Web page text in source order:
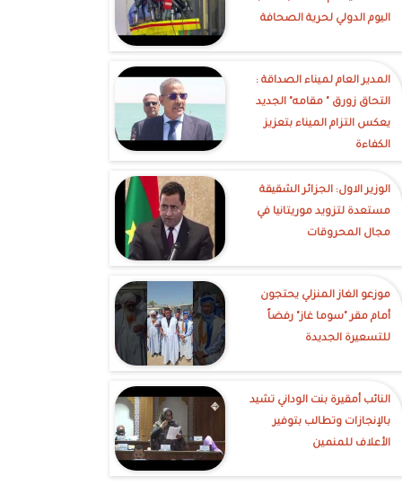
اليوم الدولي لحرية الصحافة
‎المدير العام لميناء الصداقة :
التحاق زورق " مقامه" الجديد
يعكس التزام الميناء بتعزيز
الكفاءة
الوزير الاول: الجزائر الشقيقة
مستعدة لتزويد موريتانيا في
مجال المحروقات
موزعو الغاز المنزلي يحتجون
أمام مقر "سوما غاز" رفضاً
للتسعيرة الجديدة
النائب أمقيرة بنت الوداني تشيد
بالإنجازات وتطالب بتوفير
الأعلاف للمنمين